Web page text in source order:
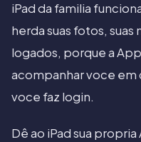
iPad da familia
herda suas fotos,
logados, porque a
acompanhar voce em
voce faz login.
Dê ao iPad sua